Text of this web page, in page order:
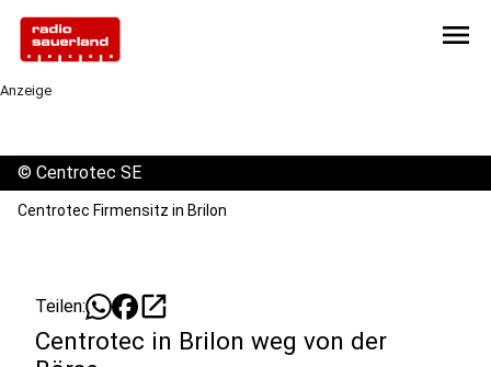
menu
Anzeige
© Centrotec SE
Centrotec Firmensitz in Brilon
Teilen: open_in_new
Centrotec in Brilon weg von der